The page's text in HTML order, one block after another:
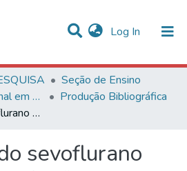
Log In (current)
Seção de Ensino
Mestrado Profissional em Avaliação de Tecnologias em Saúde
Produção Bibliográfica
Segurança do sevoflurano comparado ao isoflurano para anestesia em cirurgia cardiovascular.
sevoflurano